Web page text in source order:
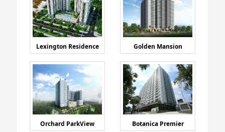
Lexington Residence Golden Mansion
Orchard ParkView Botanica Premier